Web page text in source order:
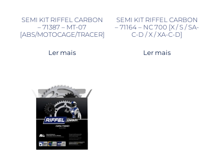
SEMI KIT RIFFEL CARBON
– 71387 – MT-07
[ABS/MOTOCAGE/TRACER]
Ler mais
SEMI KIT RIFFEL CARBON
– 71164 – NC 700 [X / S / SA-
C-D / X / XA-C-D]
Ler mais